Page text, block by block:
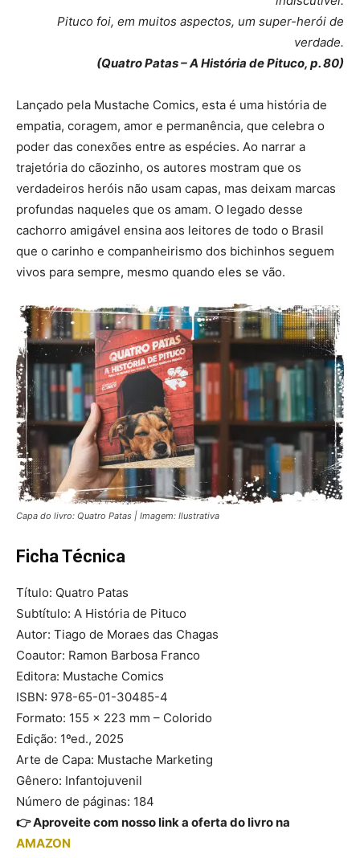
Pituco foi, em muitos aspectos, um super-herói de
verdade.
(Quatro Patas – A História de Pituco, p. 80)
Lançado pela Mustache Comics, esta é uma história de
empatia, coragem, amor e permanência, que celebra o
poder das conexões entre as espécies. Ao narrar a
trajetória do cãozinho, os autores mostram que os
verdadeiros heróis não usam capas, mas deixam marcas
profundas naqueles que os amam. O legado desse
cachorro amigável ensina aos leitores de todo o Brasil
que o carinho e companheirismo dos bichinhos seguem
vivos para sempre, mesmo quando eles se vão.
Capa do livro: Quatro Patas | Imagem: Ilustrativa
Ficha Técnica
Título: Quatro Patas
Subtítulo: A História de Pituco
Autor: Tiago de Moraes das Chagas
Coautor: Ramon Barbosa Franco
Editora: Mustache Comics
ISBN: 978-65-01-30485-4
Formato: 155 x 223 mm – Colorido
Edição: 1ºed., 2025
Arte de Capa: Mustache Marketing
Gênero: Infantojuvenil
Número de páginas: 184
👉 Aproveite com nosso link a oferta do livro na
AMAZON